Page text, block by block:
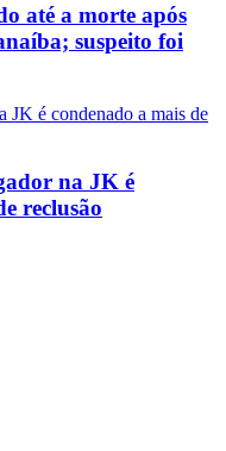
até a morte após
suspeito foi
na JK é
reclusão